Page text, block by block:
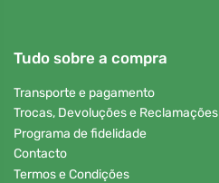
Tudo sobre a compra
Transporte e pagamento
Trocas, Devoluções e Reclamações
Programa de fidelidade
Contacto
Termos e Condições